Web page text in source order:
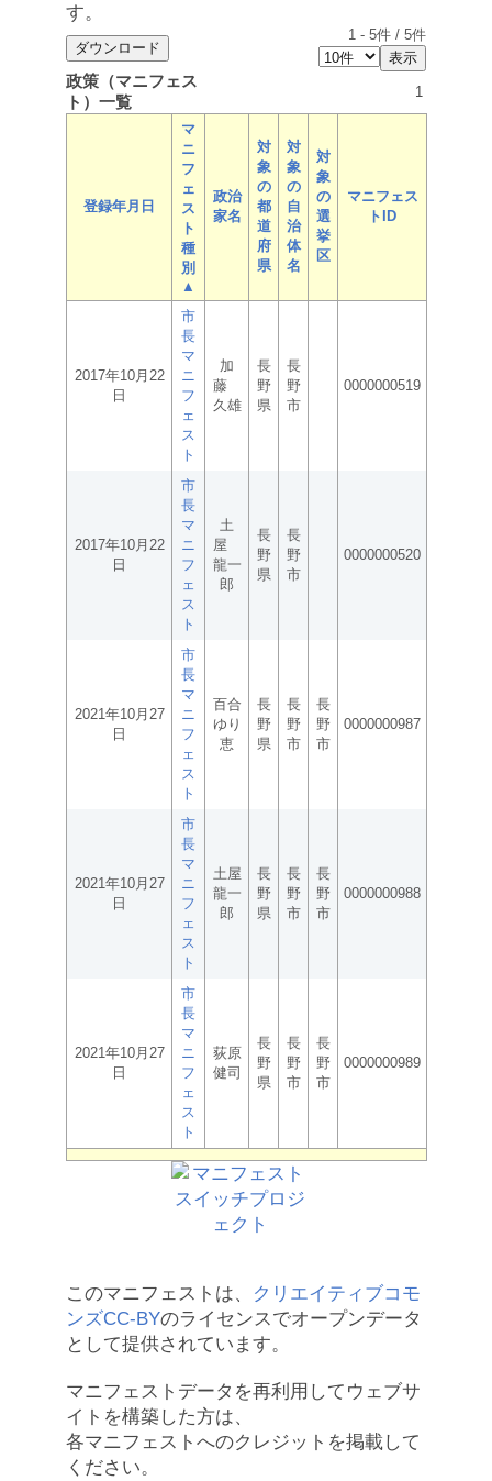
す。
1 - 5件 / 5件
政策（マニフェス
ト）一覧
1
登録年月日
マ
ニ
フ
ェ
ス
ト
種
別
▲
政治
家名
対
象
の
都
道
府
県
対
象
の
自
治
体
名
対
象
の
選
挙
区
マニフェス
トID
2017年10月22
日
市
長
マ
ニ
フ
ェ
ス
ト
加
藤
久雄
長
野
県
長
野
市
0000000519
2017年10月22
日
市
長
マ
ニ
フ
ェ
ス
ト
土
屋
龍一
郎
長
野
県
長
野
市
0000000520
2021年10月27
日
市
長
マ
ニ
フ
ェ
ス
ト
百合
ゆり
恵
長
野
県
長
野
市
長
野
市
0000000987
2021年10月27
日
市
長
マ
ニ
フ
ェ
ス
ト
土屋
龍一
郎
長
野
県
長
野
市
長
野
市
0000000988
2021年10月27
日
市
長
マ
ニ
フ
ェ
ス
ト
荻原
健司
長
野
県
長
野
市
長
野
市
0000000989
このマニフェストは、
クリエイティブコモ
ンズCC-BYのライセンスでオープンデータ
として提供されています。
マニフェストデータを再利用してウェブサ
イトを構築した方は、
各マニフェストへのクレジットを掲載して
ください。